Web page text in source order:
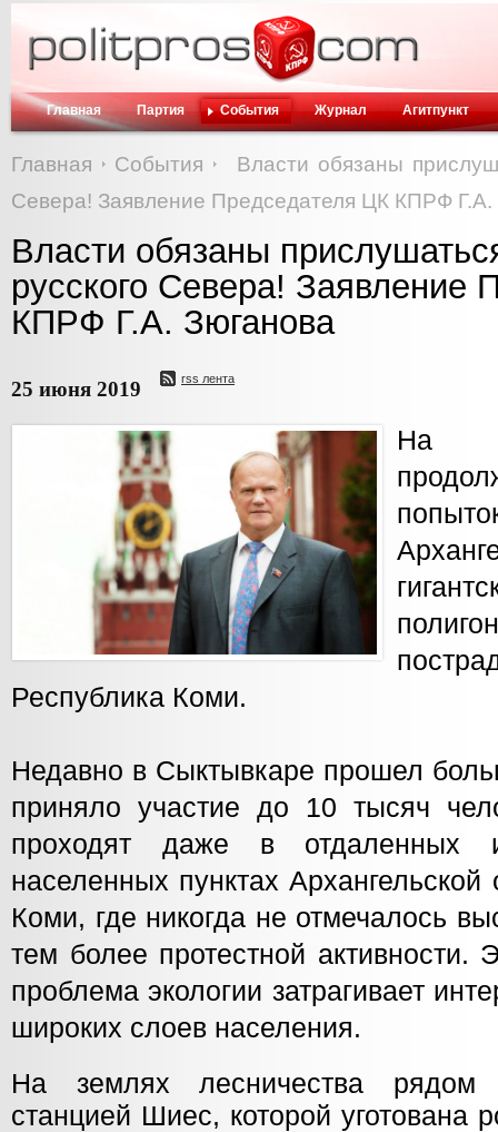
Главная Партия События Журнал Агитпункт
Главная События
Власти обязаны
Севера! Заявление Председателя ЦК КПРФ Г.А.
Власти обязаны
русского Севера! Заявление
КПРФ Г.А. Зюганова
25 июня 2019 rss лента
На
Республика Коми.
Недавно в Сыктывкаре прошел
приняло участие до 10 тысяч
проходят даже в отдаленных и
населенных пунктах
Коми, где никогда не отмечалось
тем более протестной активности.
проблема экологии затрагивает
широких слоев населения.
На землях лесничества рядом
станцией Шиес, которой уготована